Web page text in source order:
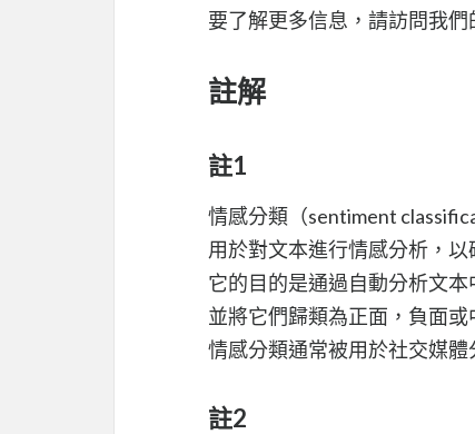
要了解更多信息，請訪問我們
註解
註1
情感分類（sentiment
用於對文本進行情感分析，以
它的目的是通過自動分析文
並將它們歸類為正面，負面或
情感分類通常被用於社交媒
註2